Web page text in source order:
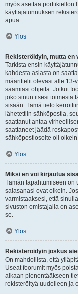
myös asettaa porttikiellon
käyttäjätunnuksen
apua.
Ylös
Rekisteröidyin, mutta en
Tarkista ensin
kahdesta asiasta on
määrittelit olevasi alle 13-
saamiasi ohjeita. Jotkut
joko sinun itsesi toimesta
sisään. Tämä tieto
lähetettiin sähköpostia,
saattanut antaa
saattaneet jäädä
sähköpostiosoite oli
Ylös
Miksi en voi kirjautua
Tämän tapahtumiseen on
salasanasi ovat oikein.
varmistaaksesi, että
sivuston omistajalla on
se.
Ylös
Rekisteröidyin joskus
On mahdollista, että
Useat foorumit myös
aikaan pienentääkseen
rekisteröityä uudelleen ja